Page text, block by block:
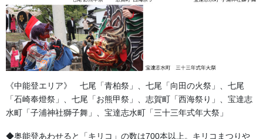
浅黄鮫小紋柄
品番 H25-81 生地 純綿
《中能登エリア》 七尾「青柏祭」、七尾「向田の火祭」、七尾
「石崎奉燈祭」、七尾「お熊甲祭」、志賀町「西海祭り」、宝達志
水町「子浦神社獅子舞」、宝達志水町「三十三年式年大祭」
◆奥能登あわせると「キリコ」の数は700本以上。キリコまつりや